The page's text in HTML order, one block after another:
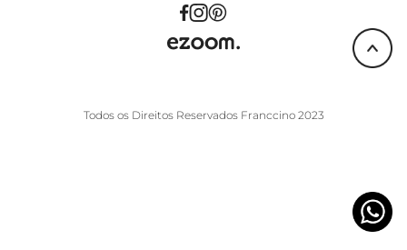
Todos os Direitos Reservados Franccino 2023